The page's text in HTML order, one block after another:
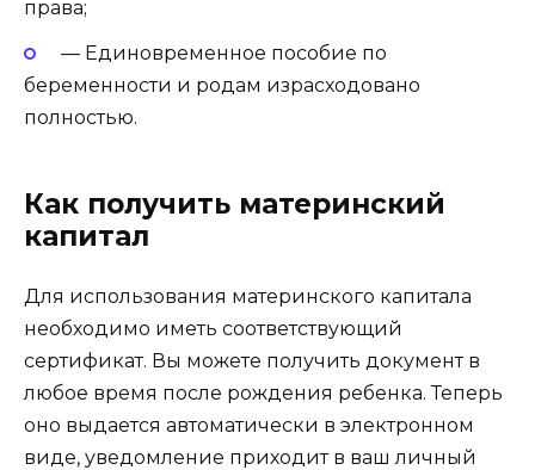
права;
— Единовременное пособие по
беременности и родам израсходовано
полностью.
Как получить материнский
капитал
Для использования материнского капитала
необходимо иметь соответствующий
сертификат. Вы можете получить документ в
любое время после рождения ребенка. Теперь
оно выдается автоматически в электронном
виде, уведомление приходит в ваш личный